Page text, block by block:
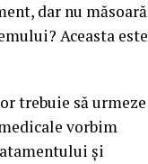
dar nu măsoară
Aceasta este
trebuie să urmeze
vorbim
și